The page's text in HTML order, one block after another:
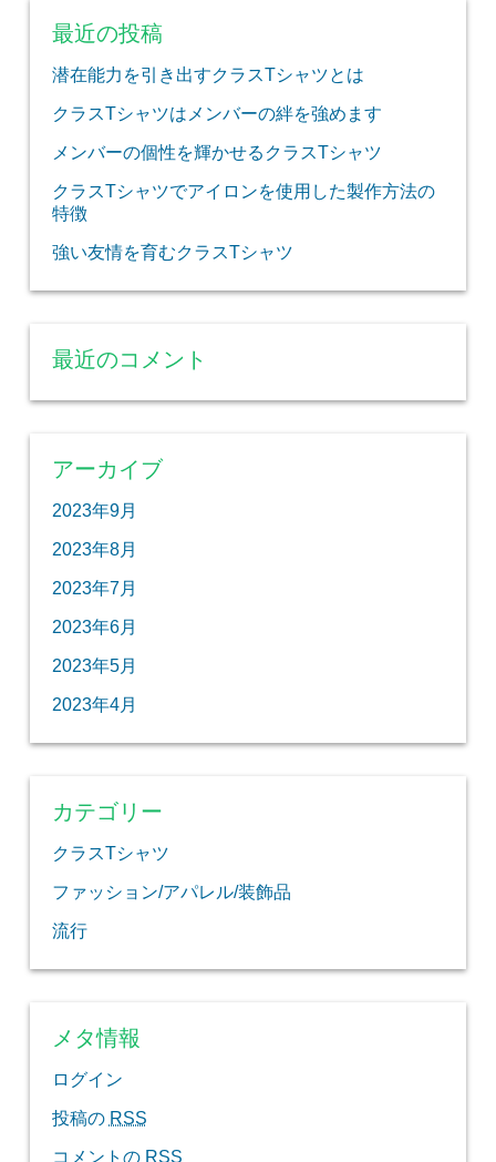
最近の投稿
潜在能力を引き出すクラスTシャツとは
クラスTシャツはメンバーの絆を強めます
メンバーの個性を輝かせるクラスTシャツ
クラスTシャツでアイロンを使用した製作方法の
特徴
強い友情を育むクラスTシャツ
最近のコメント
アーカイブ
2023年9月
2023年8月
2023年7月
2023年6月
2023年5月
2023年4月
カテゴリー
クラスTシャツ
ファッション/アパレル/装飾品
流行
メタ情報
ログイン
投稿の RSS
コメントの RSS